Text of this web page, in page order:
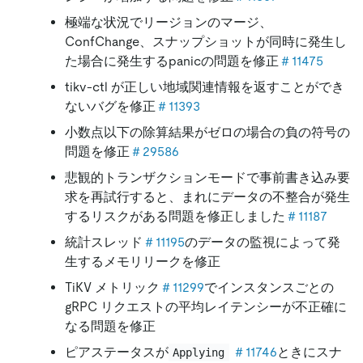
極端な状況でリージョンのマージ、
ConfChange、スナップショットが同時に発生し
た場合に発生するpanicの問題を修正 ＃11475
tikv-ctl が正しい地域関連情報を返すことができ
ないバグを修正 ＃11393
小数点以下の除算結果がゼロの場合の負の符号の
問題を修正 ＃29586
悲観的トランザクションモードで事前書き込み要
求を再試行すると、まれにデータの不整合が発生
するリスクがある問題を修正しました ＃11187
統計スレッド ＃11195のデータの監視によって発
生するメモリリークを修正
TiKV メトリック ＃11299でインスタンスごとの
gRPC リクエストの平均レイテンシーが不正確に
なる問題を修正
ピアステータスが Applying ＃11746ときにスナ